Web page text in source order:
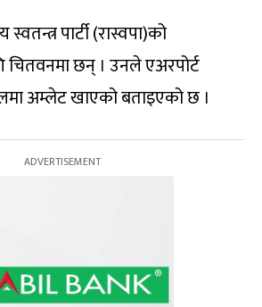
स्वतन्त्र पार्टी (रास्वपा)को
चितवनमा छन् । उनले एअरपोर्ट
अम्लेट खाएको बताइएको छ ।